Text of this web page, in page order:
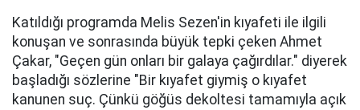
Katıldığı programda Melis Sezen'in kıyafeti ile ilgili
konuşan ve sonrasında büyük tepki çeken Ahmet
Çakar, "Geçen gün onları bir galaya çağırdılar." diyerek
başladığı sözlerine "Bir kıyafet giymiş o kıyafet
kanunen suç. Çünkü göğüs dekoltesi tamamıyla açık